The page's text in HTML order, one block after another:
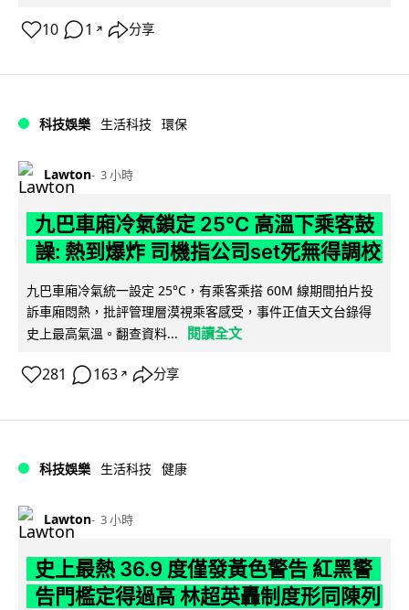
10 1 ↗ 分享
科技娛樂 生活科技 環保
Lawton 3 小時
九巴車廂冷氣鎖定 25°C 高溫下乘客鼓
譟: 熱到爆炸 司機指公司set死無得調校
九巴車廂冷氣統一設定 25°C，有乘客乘搭 60M 線期間拍片投
訴車廂悶熱，批評管理層漠視乘客感受，事件正值天文台錄得
史上最高氣溫。翻查資料...
閱讀全文
281 163 ↗ 分享
科技娛樂 生活科技 健康
Lawton 3 小時
史上最熱 36.9 度僅發黃色警告 紅黑警
告門檻定得過高 林超英轟制度形同陳列